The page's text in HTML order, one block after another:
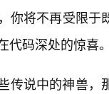
你将不再受限
代码深处的惊喜
传说中的神兽，